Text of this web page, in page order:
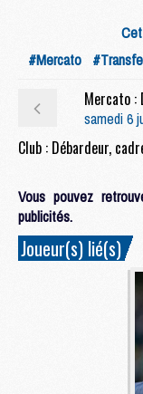
#Mercato
samedi 6
Vous pouvez
publicités.
Joueur(s) lié(s)